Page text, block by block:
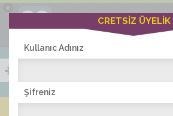
×
Ciddiask Uygulaması
+1 Hafta Gold Üyelik Kazan
Bedava - com.ciddi.ask
CRETSİZ ÜYELİK
Kullanıc Adınız
Şifreniz